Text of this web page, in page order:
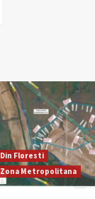
Din Floresti
Zona Metropolitana